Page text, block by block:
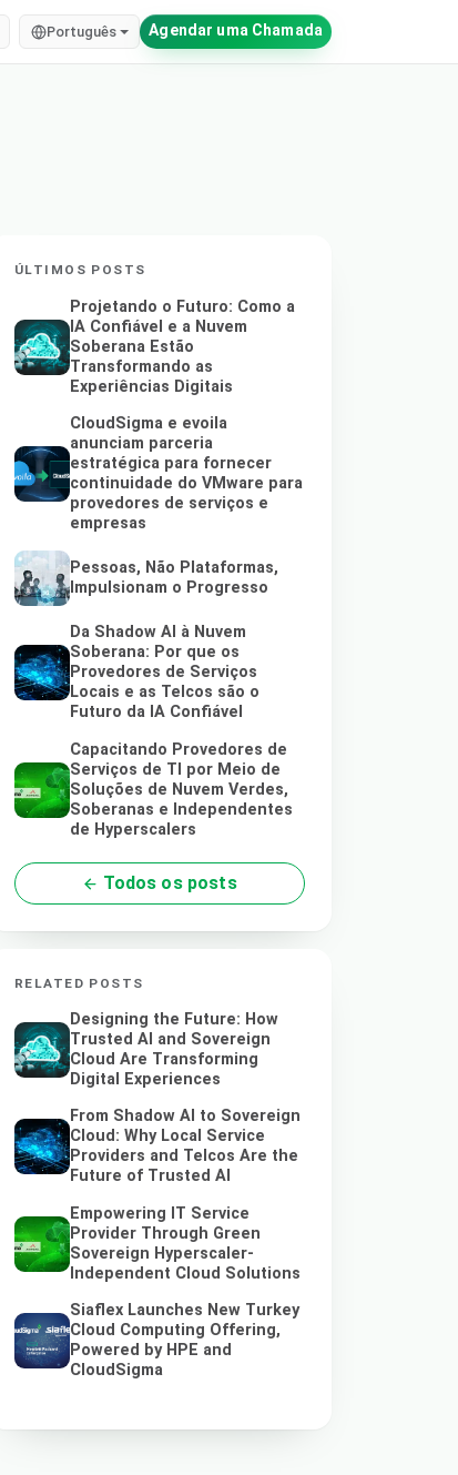
Português Agendar uma Chamada
ÚLTIMOS POSTS
Projetando o Futuro: Como a
IA Confiável e a Nuvem
Soberana Estão
Transformando as
Experiências Digitais
CloudSigma e evoila
anunciam parceria
estratégica para fornecer
continuidade do VMware para
provedores de serviços e
empresas
Pessoas, Não Plataformas,
Impulsionam o Progresso
Da Shadow AI à Nuvem
Soberana: Por que os
Provedores de Serviços
Locais e as Telcos são o
Futuro da IA Confiável
Capacitando Provedores de
Serviços de TI por Meio de
Soluções de Nuvem Verdes,
Soberanas e Independentes
de Hyperscalers
Todos os posts
RELATED POSTS
Designing the Future: How
Trusted AI and Sovereign
Cloud Are Transforming
Digital Experiences
From Shadow AI to Sovereign
Cloud: Why Local Service
Providers and Telcos Are the
Future of Trusted AI
Empowering IT Service
Provider Through Green
Sovereign Hyperscaler-
Independent Cloud Solutions
Siaflex Launches New Turkey
Cloud Computing Offering,
Powered by HPE and
CloudSigma